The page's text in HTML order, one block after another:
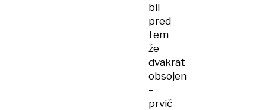
bil
pred
tem
že
dvakrat
obsojen
–
prvič